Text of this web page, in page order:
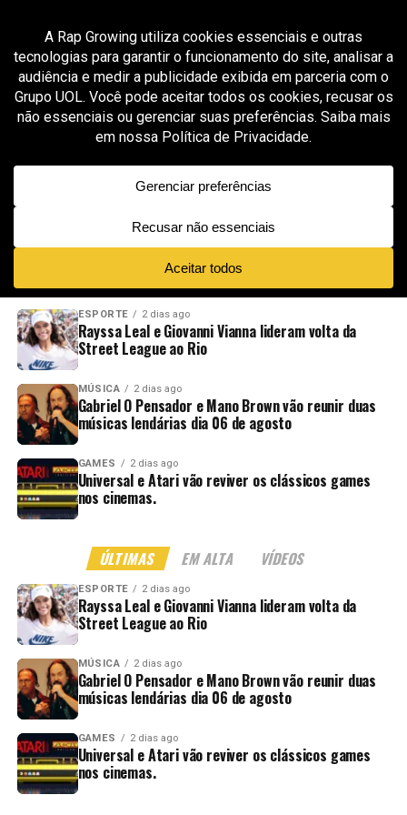
All posts tagged "interior de Campinas"
MÚSICA 1 mês ago
Molina transforma o desafio de fazer rap em
cidade pequena em combustível para sua
caminhada
NOVIDADES EM ALTA VÍDEOS
ESPORTE 2 dias ago
Rayssa Leal e Giovanni Vianna lideram volta da
Street League ao Rio
MÚSICA 2 dias ago
Gabriel O Pensador e Mano Brown vão reunir duas
músicas lendárias dia 06 de agosto
GAMES 2 dias ago
Universal e Atari vão reviver os clássicos games
nos cinemas.
ÚLTIMAS EM ALTA VÍDEOS
ESPORTE 2 dias ago
Rayssa Leal e Giovanni Vianna lideram volta da
Street League ao Rio
MÚSICA 2 dias ago
Gabriel O Pensador e Mano Brown vão reunir duas
músicas lendárias dia 06 de agosto
GAMES 2 dias ago
Universal e Atari vão reviver os clássicos games
nos cinemas.